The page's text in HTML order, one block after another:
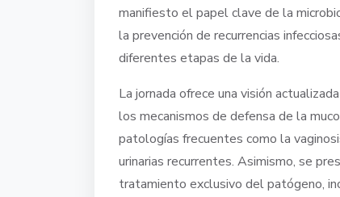
manifiesto el papel clave de la
la prevención de recurrencias
diferentes etapas de la vida.
La jornada ofrece una visión
los mecanismos de defensa de la
patologías frecuentes como la
urinarias recurrentes. Asimismo, se
tratamiento exclusivo del patógeno,